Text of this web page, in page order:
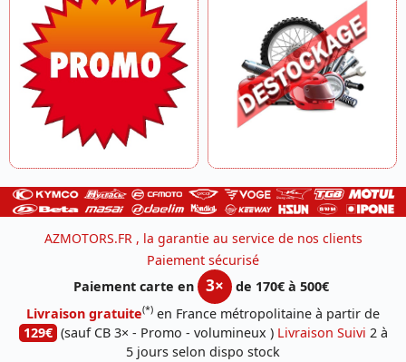
AZMOTORS.FR , la garantie au service de nos clients
Paiement sécurisé
Paiement carte en
3×
de 170€ à 500€
Livraison gratuite(*) en France métropolitaine à partir de
129€ (sauf CB 3× - Promo - volumineux ) Livraison Suivi 2 à
5 jours selon dispo stock